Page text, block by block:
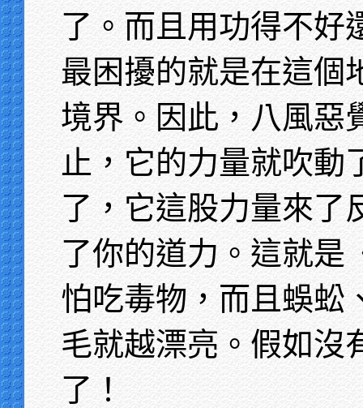
了。而且用功得不好
最困擾的就是在這個
境界。因此，八風惡
止，它的力量就吹動
了，它這股力量來了
了你的道力。這就是
怕吃毒物，而且蜈
毛就越漂亮。假如沒
了！